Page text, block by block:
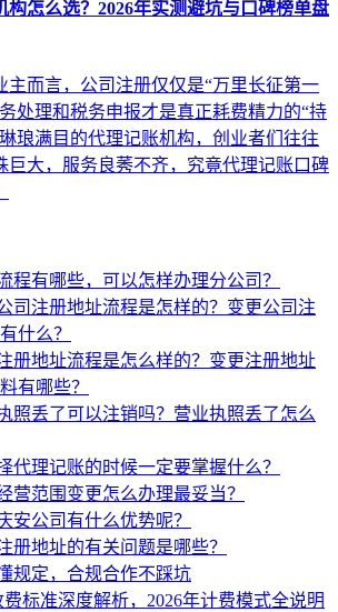
构怎么选？2026年实测避坑与口碑榜单盘
主而言，公司注册仅仅是“万里长征第一
处理和税务申报才是真正耗费精力的“持
琅满目的代理记账机构，创业者们往往
巨大，服务良莠不齐，究竟代理记账口碑
程有哪些，可以怎样办理分公司？
司注册地址流程是怎样的？变更公司注
什么？
册地址流程是怎么样的？变更注册地址
有哪些？
照丢了可以注销吗？营业执照丢了怎么
代理记账的时候一定要掌握什么？
营范围变更怎么办理最妥当？
安公司有什么优势呢？
册地址的有关问题是哪些？
规定，合规合作不踩坑
标准深度解析，2026年计费模式全说明